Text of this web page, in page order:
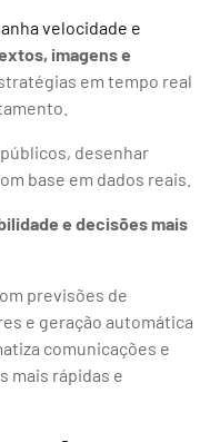
velocidade e
imagens e
em tempo real
desenhar
base em dados reais.
e decisões mais
previsões de
e geração automática
comunicações e
mais rápidas e